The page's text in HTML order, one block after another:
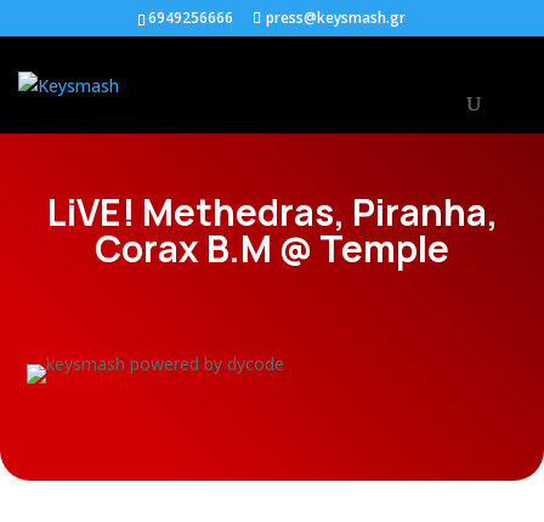
6949256666 press@keysmash.gr
LiVE! Methedras, Piranha,
Corax B.M @ Temple